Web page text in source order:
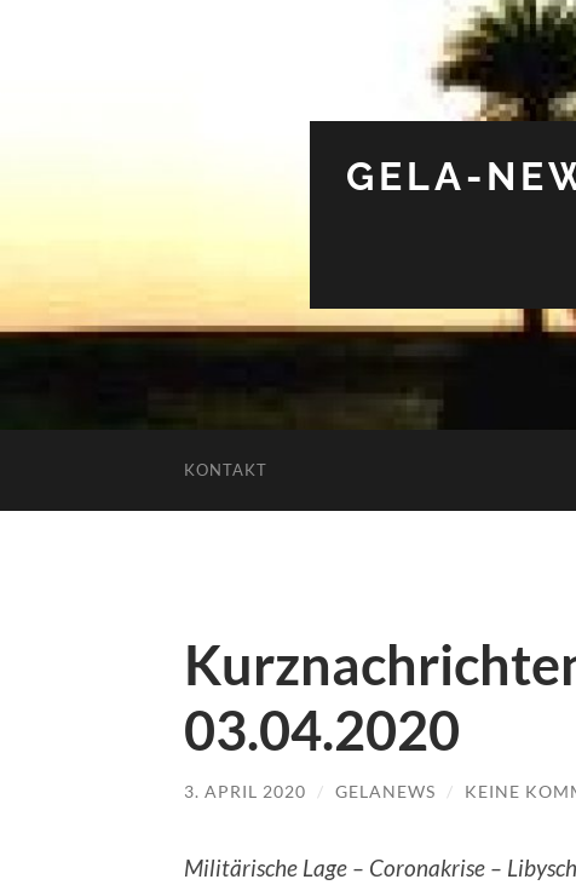
GELA-
KONTAKT
03.04.2020
3. APRIL 2020 / GELANEWS / KEINE
Militärische Lage – Coronakrise –